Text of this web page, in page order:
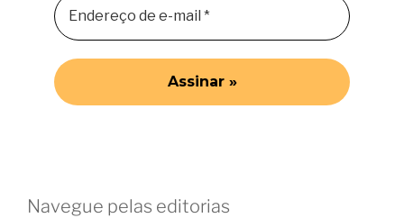
Navegue pelas editorias